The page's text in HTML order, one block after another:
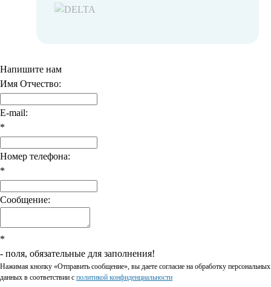
Напишите нам
Имя Отчество:
E-mail:
*
Номер телефона:
*
Сообщение:
*
- поля, обязательные для заполнения!
Нажимая кнопку «Отправить сообщение», вы даете согласие на обработку персональных
данных в соответствии c политикой конфиденциальности